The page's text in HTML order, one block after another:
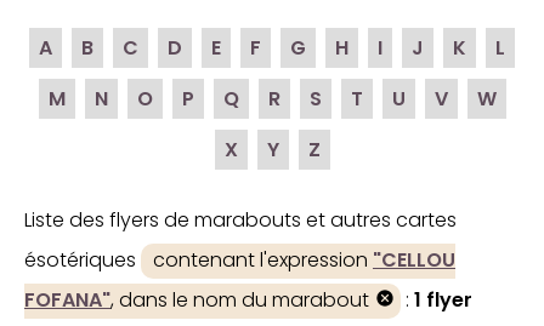
A B C D E F G H I J K
L
M
N O P Q R S T U V
W
X
Y Z
Liste des flyers de marabouts et autres cartes
ésotériques
contenant l'expression "CELLOU
FOFANA", dans le nom du marabout : 1 flyer